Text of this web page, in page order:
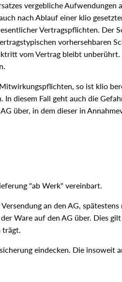
vergebliche Aufwendungen
nach Ablauf einer klio
Vertragspflichten. Der
vorhersehbaren
vom Vertrag bleibt
so ist klio
diesem Fall geht auch die
über, in dem dieser in
"ab Werk" vereinbart.
an den AG,
Ware auf den AG über. Dies
trägt.
eindecken. Die insoweit